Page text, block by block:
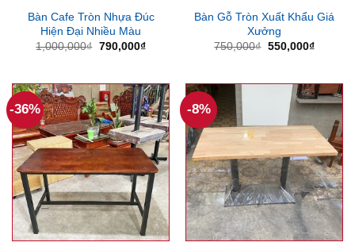
Bàn Cafe Tròn Nhựa Đúc
Hiện Đại Nhiều Màu
1,000,000₫ Giá
790,000₫Giá
790,000₫.
Bàn Gỗ Tròn Xuất Khẩu Giá
Xưởng
750,000₫ Giá
550,000₫Giá
-36% -8%